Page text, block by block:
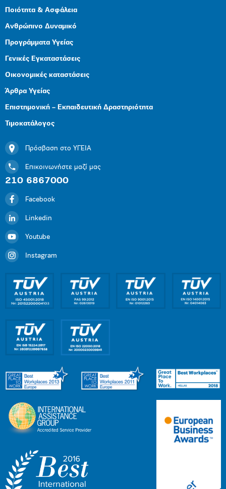
Ποιότητα & Ασφάλεια
Ανθρώπινο Δυναμικό
Προγράμματα Υγείας
Γενικές Εγκαταστάσεις
Οικονομικές καταστάσεις
Άρθρα Υγείας
Επιστημονική – Εκπαιδευτική Δραστηριότητα
Τιμοκατάλογος
Πρόσβαση στο ΥΓΕΙΑ
Επικοινωνήστε μαζί μας
210 6867000
Facebook
Linkedin
Youtube
Instagram